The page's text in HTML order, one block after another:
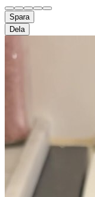
Spara
Dela